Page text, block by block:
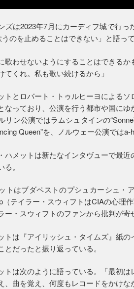
ズは2023年7月にカーディフ城で行っ
うのを止めることはできない」と語って
歌わせないようにすることはできる
てくれ。私も歌い続けるから」
トとロバート・トゥルヒーヨによる
なっており、公演を行う都市や国に
リン公演ではラムシュタインの
Queen”を、ノルウェー公演ではa-
ハメットは新たなインタヴューで最
。
トはブダペストのプシュカーシュ・
（テイラー・スウィフトはCIAの心理
ー・スウィフトのファンから批判が寄
トは『アイリッシュ・タイムズ』紙
とだったと振り返っている。
トは次のように語っている。「最初
、曲を覚え、何度もレコードをかけ